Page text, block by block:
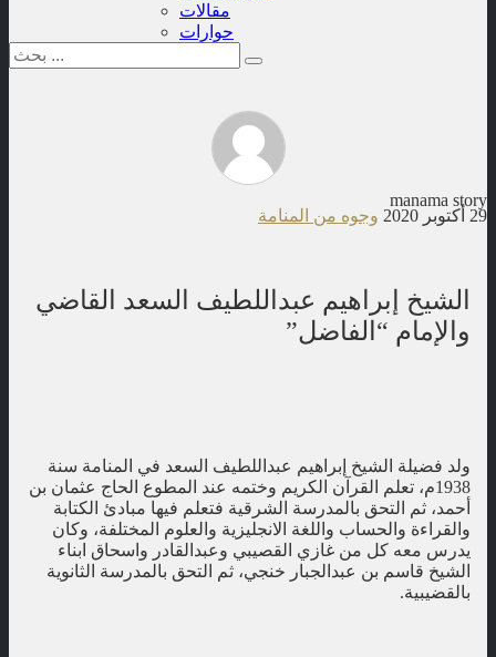
مقالات
حوارات
manama story
29 أكتوبر 2020
وجوه من المنامة
الشيخ إبراهيم عبداللطيف السعد القاضي
والإمام “الفاضل”
ولد فضيلة الشيخ إبراهيم عبداللطيف السعد في المنامة سنة
1938م، تعلم القرآن الكريم وختمه عند المطوع الحاج عثمان بن
أحمد، ثم التحق بالمدرسة الشرقية فتعلم فيها مبادئ الكتابة
والقراءة والحساب واللغة الانجليزية والعلوم المختلفة، وكان
يدرس معه كل من غازي القصيبي وعبدالقادر واسحاق ابناء
الشيخ قاسم بن عبدالجبار خنجي، ثم التحق بالمدرسة الثانوية
بالقضيبية.